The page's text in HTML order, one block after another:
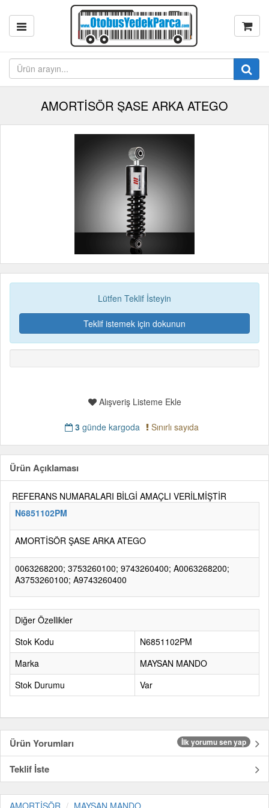
AMORTİSÖR ŞASE ARKA ATEGO
Lütfen Teklif İsteyin
Teklif istemek için dokunun
Alışveriş Listeme Ekle
3günde kargoda Sınırlı sayıda
Ürün Açıklaması
REFERANS NUMARALARI BİLGİ AMAÇLI VERİLMİŞTİR
N6851102PM
AMORTİSÖR ŞASE ARKA ATEGO
0063268200; 3753260100; 9743260400; A0063268200;
A3753260100; A9743260400
Diğer Özellikler
Stok Kodu
N6851102PM
Marka
MAYSAN MANDO
Stok Durumu
Var
Ürün Yorumları İlk yorumu sen yap
Teklif İste
AMORTİSÖR MAYSAN MANDO